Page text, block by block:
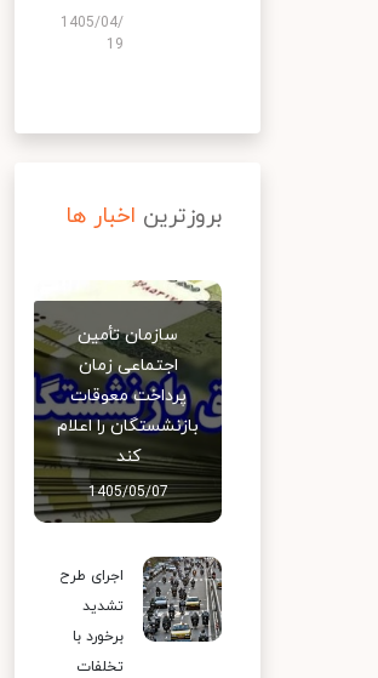
1405/04/
19
بروزترین اخبار ها
سازمان تأمین
اجتماعی زمان
پرداخت معوقات
بازنشستگان را اعلام
کند
1405/05/07
اجرای طرح
تشدید
برخورد با
تخلفات